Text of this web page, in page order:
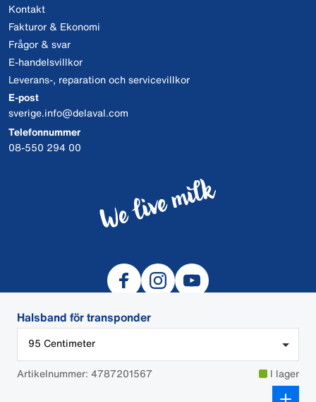
Halsband för transponder
95 Centimeter
Artikelnummer: 4787201567 I lager
Kontakt
Fakturor & Ekonomi
Frågor & svar
E-handelsvillkor
Leverans-, reparation och servicevillkor
E-post
sverige.info@delaval.com
Telefonnummer
08-550 294 00
© 2026 DeLaval
Cookies